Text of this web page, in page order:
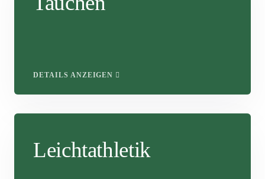
DETAILS ANZEIGEN
Leichtathletik